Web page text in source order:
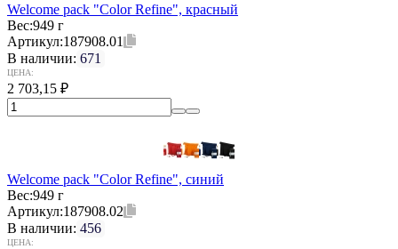
Welcome pack "Color Refine", красный
Вес:949 г
Артикул:187908.01
В наличии: 671
ЦЕНА:
2 703,15 ₽
Welcome pack "Color Refine", синий
Вес:949 г
Артикул:187908.02
В наличии: 456
ЦЕНА: